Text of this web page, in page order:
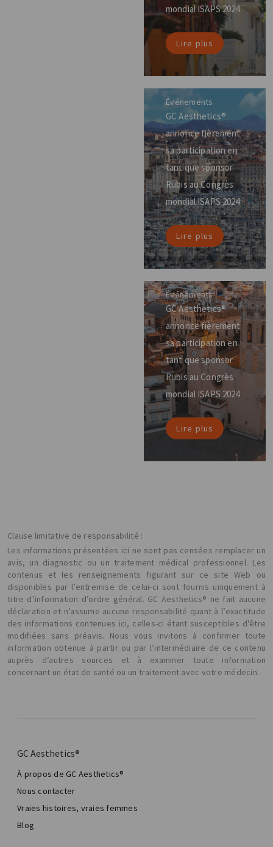
mondial ISAPS 2024
Lire plus
Événements
GC Aesthetics®
annonce fièrement
sa participation en
tant que sponsor
Rubis au Congrès
mondial ISAPS 2024
Lire plus
Événements
GC Aesthetics®
annonce fièrement
sa participation en
tant que sponsor
Rubis au Congrès
mondial ISAPS 2024
Lire plus
Clause limitative de responsabilité :
Les informations présentées ici ne sont pas censées remplacer un
avis, un diagnostic ou un traitement médical professionnel. Les
contenus et les renseignements figurant sur ce site Web ou
disponibles par l’entremise de celui-ci sont fournis uniquement à
titre d’information d’ordre général. GC Aesthetics® ne fait aucune
déclaration et n’assume aucune responsabilité quant à l’exactitude
des informations contenues ici, celles-ci étant susceptibles d'être
modifiées sans préavis. Nous vous invitons à confirmer toute
information obtenue à partir ou par l’intermédiaire de ce contenu
auprès d’autres sources et à examiner toute information
concernant un état de santé ou un traitement avec votre médecin.
GC Aesthetics®
À propos de GC Aesthetics®
Nous contacter
Vraies histoires, vraies femmes
Blog